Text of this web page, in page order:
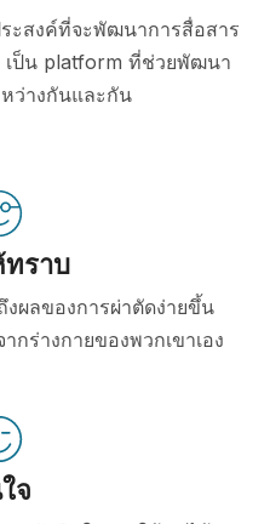
ะสงค์ที่จะพัฒนาการสื่อสาร
ป็น platform ที่ช่วยพัฒนา
ว่างกันและกัน
ทราบ
ผลของการผ่าตัดง่ายขึ้น
กร่างกายของพวกเขาเอง
จ